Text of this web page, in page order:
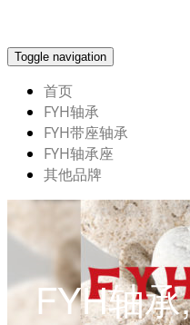
Toggle navigation
首页
FYH轴承
FYH带座轴承
FYH轴承座
其他品牌
FYH轴